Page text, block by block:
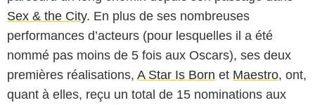
Sex & the City. En plus de ses nombreuses
performances d’acteurs (pour lesquelles il a été
nommé pas moins de 5 fois aux Oscars), ses deux
premières réalisations, A Star Is Born et Maestro, ont,
quant à elles, reçu un total de 15 nominations aux